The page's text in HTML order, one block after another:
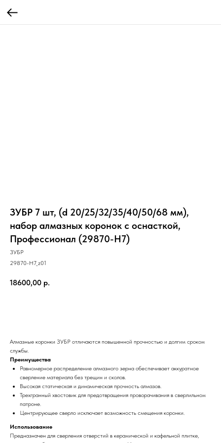
ЗУБР 7 шт, (d 20/25/32/35/40/50/68 мм),
набор алмазных коронок с оснасткой,
Профессионал (29870-H7)
ЗУБР
29870-H7_z01
18600,00 р.
Алмазные коронки ЗУБР отличаются повышенной прочностью и долгим сроком
службы.
Преимущества
Равномерное распределение алмазного зерна обеспечивает аккуратное
сверление материала без трещин и сколов.
Высокая статическая и динамическая прочность алмазов.
Трехгранный хвостовик для предотвращения проворачивания в сверлильном
патроне.
Центрирующее сверло исключает возможность смещения коронки.
Использование
Предназначен для сверления отверстий в керамической и кафельной плитке,